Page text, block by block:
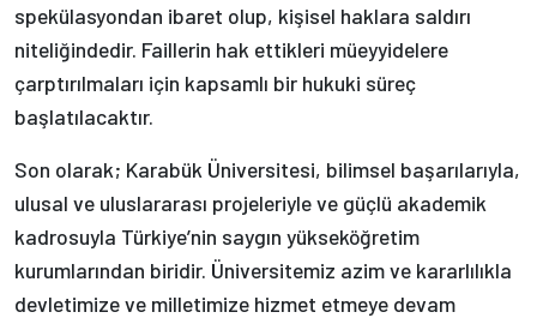
spekülasyondan ibaret olup, kişisel haklara saldırı
niteliğindedir. Faillerin hak ettikleri müeyyidelere
çarptırılmaları için kapsamlı bir hukuki süreç
başlatılacaktır.
Son olarak; Karabük Üniversitesi, bilimsel başarılarıyla,
ulusal ve uluslararası projeleriyle ve güçlü akademik
kadrosuyla Türkiye’nin saygın yükseköğretim
kurumlarından biridir. Üniversitemiz azim ve kararlılıkla
devletimize ve milletimize hizmet etmeye devam